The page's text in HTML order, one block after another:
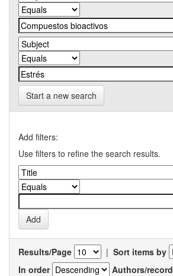
Start a new search
Add filters:
Use filters to refine the search results.
Results/Page | Sort items by
In order
Authors/record